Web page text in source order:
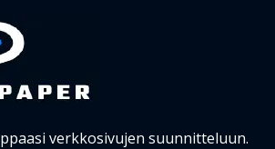
verkkosivujen suunnitteluun.